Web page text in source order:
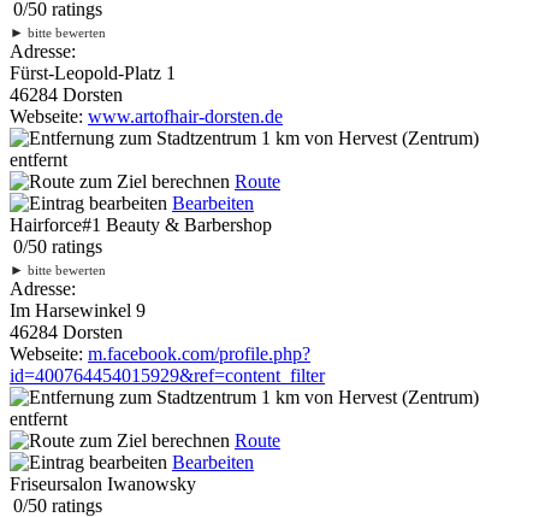
0/50 ratings
► bitte bewerten
Adresse:
Fürst-Leopold-Platz 1
46284 Dorsten
Webseite: www.artofhair-dorsten.de
1 km von Hervest (Zentrum)
entfernt
Route
Bearbeiten
Hairforce#1 Beauty & Barbershop
0/50 ratings
► bitte bewerten
Adresse:
Im Harsewinkel 9
46284 Dorsten
Webseite: m.facebook.com/profile.php?
id=400764454015929&ref=content_filter
1 km von Hervest (Zentrum)
entfernt
Route
Bearbeiten
Friseursalon Iwanowsky
0/50 ratings